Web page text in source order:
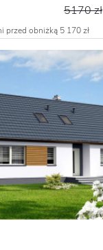
5170 zł
przed obniżką 5 170 zł